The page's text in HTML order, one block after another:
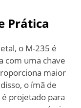
Prática
o M-235 é
com uma chave
maior
o ímã de
projetado para